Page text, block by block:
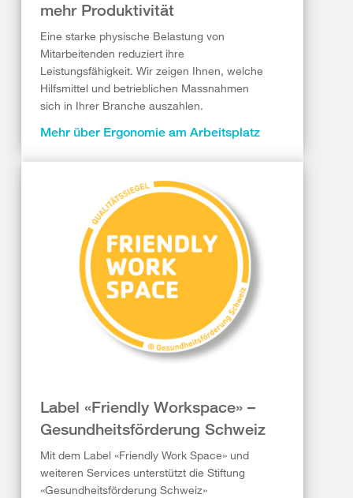
mehr Produktivität
Eine starke physische Belastung von
Mitarbeitenden reduziert ihre
Leistungsfähigkeit. Wir zeigen Ihnen, welche
Hilfsmittel und betrieblichen Massnahmen
sich in Ihrer Branche auszahlen.
Mehr über Ergonomie am Arbeitsplatz
Label «Friendly Workspace» –
Gesundheitsförderung Schweiz
Mit dem Label «Friendly Work Space» und
weiteren Services unterstützt die Stiftung
«Gesundheitsförderung Schweiz»